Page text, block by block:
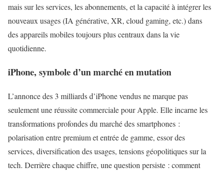
mais sur les services, les abonnements, et la capacité à intégrer les
nouveaux usages (IA générative, XR, cloud gaming, etc.) dans
des appareils mobiles toujours plus centraux dans la vie
quotidienne.
iPhone, symbole d’un marché en mutation
L’annonce des 3 milliards d’iPhone vendus ne marque pas
seulement une réussite commerciale pour Apple. Elle incarne les
transformations profondes du marché des smartphones :
polarisation entre premium et entrée de gamme, essor des
services, diversification des usages, tensions géopolitiques sur la
tech. Derrière chaque chiffre, une question persiste : comment